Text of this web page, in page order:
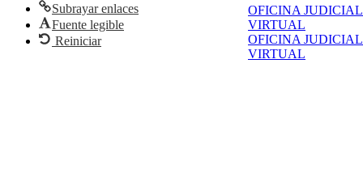
OFICINA JUDICIAL
VIRTUAL
OFICINA JUDICIAL
VIRTUAL
Subrayar enlaces
Fuente legible
Reiniciar